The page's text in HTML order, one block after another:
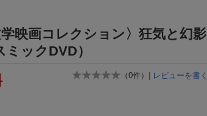
映画コレクション〉狂気と幻影
ックDVD）
（0件） | レビューを書く